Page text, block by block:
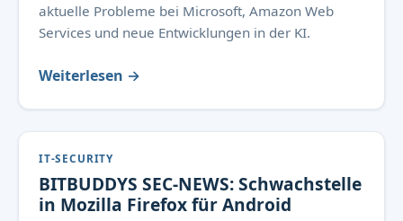
aktuelle Probleme bei Microsoft, Amazon Web
Services und neue Entwicklungen in der KI.
Weiterlesen →
IT-SECURITY
BITBUDDYS SEC-NEWS: Schwachstelle
in Mozilla Firefox für Android